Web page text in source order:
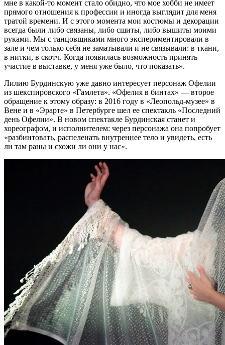
мне в какой-то момент стало обидно, что мое хобби не имеет
прямого отношения к профессии и иногда выглядит для меня
тратой времени. И с этого момента мои костюмы и декорации
всегда были либо связаны, либо сшиты, либо вышиты моими
руками. Мы с танцовщиками много экспериментировали в
зале и чем только себя не заматывали и не связывали: в ткани,
в нитки, в скотч. Когда появилась возможность принять
участие в выставке, у меня уже было, что показать».
Лилию Бурдинскую уже давно интересует персонаж Офелии
из шекспировского «Гамлета». «Офелия в бинтах» — второе
обращение к этому образу: в 2016 году в «Леопольд-музее» в
Вене и в «Эрарте» в Петербурге шел ее спектакль «Последний
день Офелии». В новом спектакле Бурдинская станет и
хореографом, и исполнителем: через персонажа она попробует
«разбинтовать, распеленать внутреннее тело и увидеть, есть
ли там раны и схожи ли они у нас».